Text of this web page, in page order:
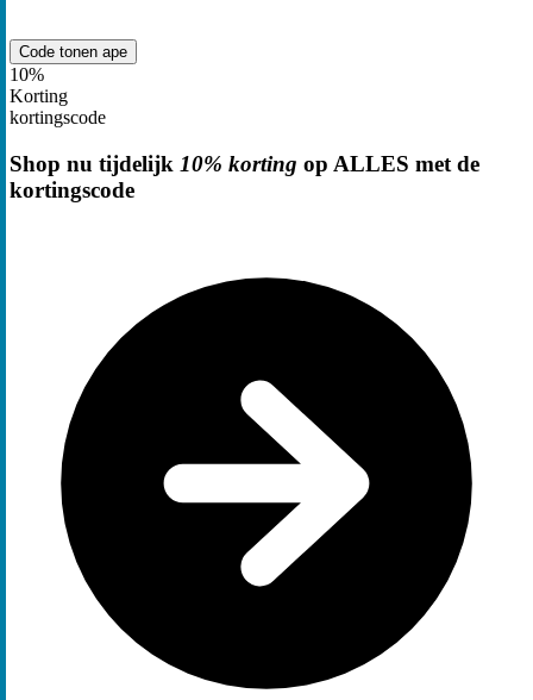
Code tonen ape
10%
Korting
kortingscode
Shop nu tijdelijk 10% korting op ALLES met de
kortingscode